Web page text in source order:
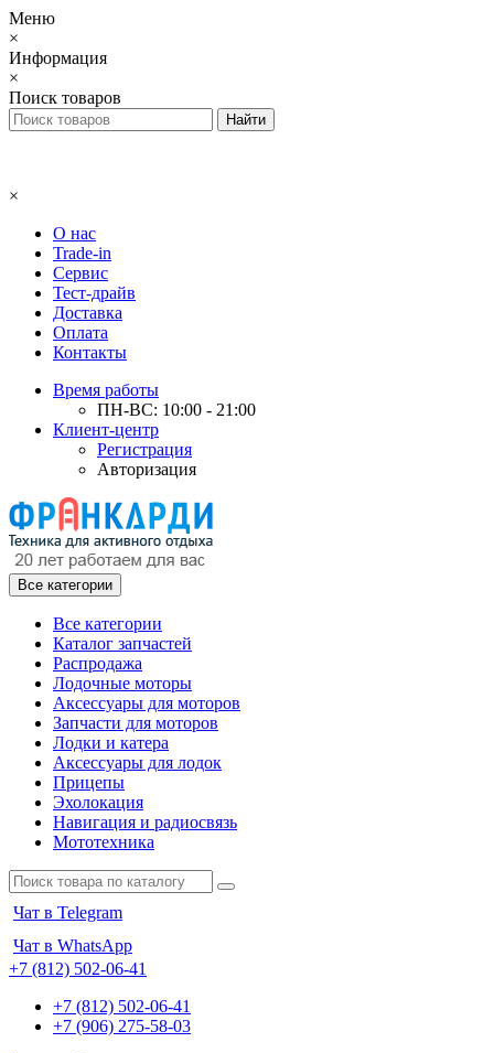
Меню
×
Информация
×
Поиск товаров
×
О нас
Trade-in
Сервис
Тест-драйв
Доставка
Оплата
Контакты
Время работы
ПН-ВС: 10:00 - 21:00
Клиент-центр
Регистрация
Авторизация
Все категории
Все категории
Каталог запчастей
Распродажа
Лодочные моторы
Аксессуары для моторов
Запчасти для моторов
Лодки и катера
Аксессуары для лодок
Прицепы
Эхолокация
Навигация и радиосвязь
Мототехника
Чат в Telegram
Чат в WhatsApp
+7 (812) 502-06-41
+7 (812) 502-06-41
+7 (906) 275-58-03